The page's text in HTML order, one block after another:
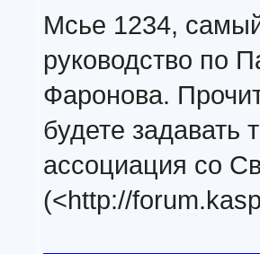
Мсье 1234,
руководство по
Фаронова.
будете задавать
ассоциация со
(<http://